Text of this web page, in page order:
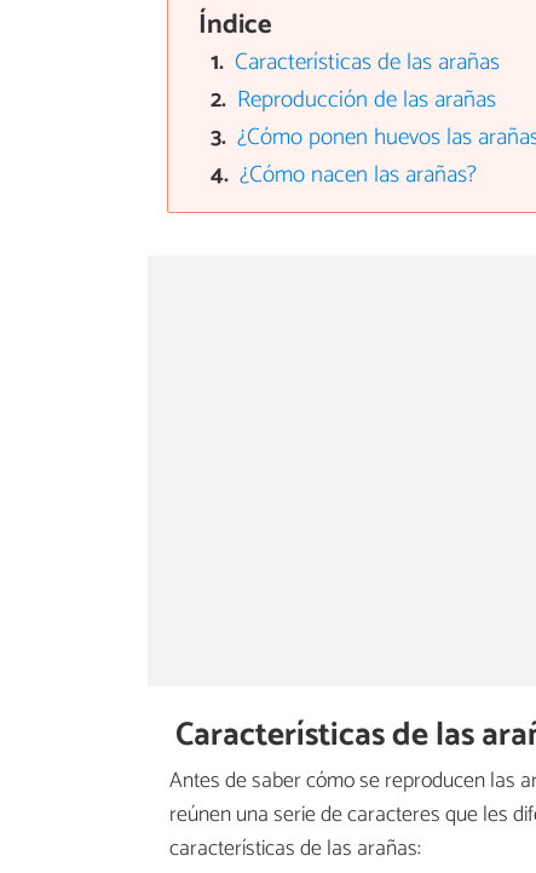
Índice
Características de las arañas
Reproducción de las arañas
¿Cómo ponen huevos las
¿Cómo nacen las arañas?
Características de las
Antes de saber cómo se reproducen las
reúnen una serie de caracteres que les
características de las arañas: